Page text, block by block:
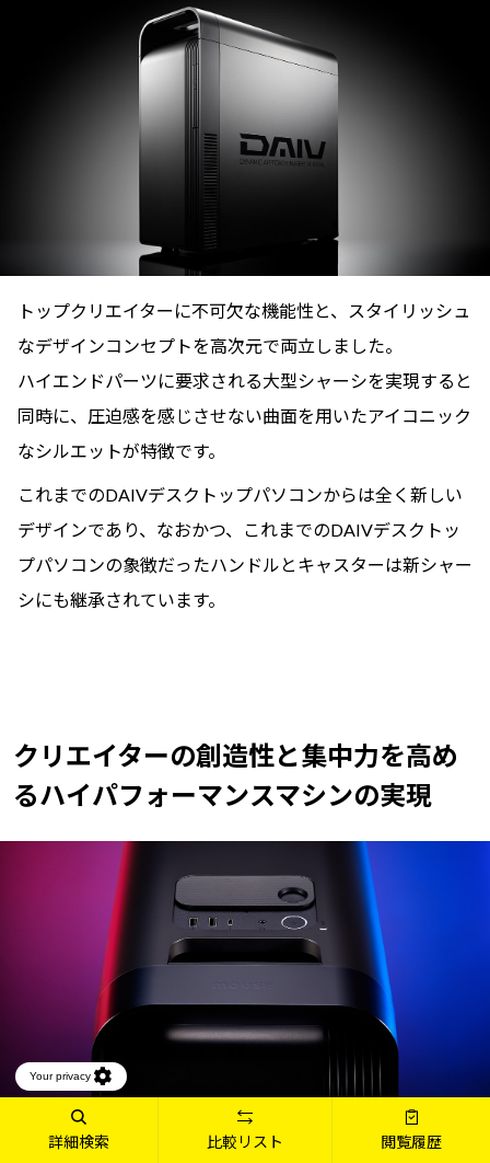
トップクリエイターに不可欠な機能性と、スタイリッシュ
なデザインコンセプトを高次元で両立しました。
ハイエンドパーツに要求される大型シャーシを実現すると
同時に、圧迫感を感じさせない曲面を用いたアイコニック
なシルエットが特徴です。
これまでのDAIVデスクトップパソコンからは全く新しい
デザインであり、なおかつ、これまでのDAIVデスクトッ
プパソコンの象徴だったハンドルとキャスターは新シャー
シにも継承されています。
クリエイターの創造性と集中力を高め
るハイパフォーマンスマシンの実現
クリエイターが作業に没入できるよう、発光箇所は必要最
詳細検索 比較リスト 閲覧履歴